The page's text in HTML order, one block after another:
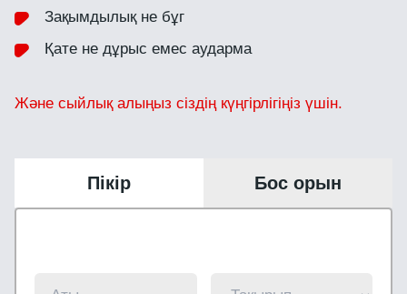
Зақымдылық не бұг
Қате не дұрыс емес аударма
Және сыйлық алыңыз сіздің күңгірлігіңіз үшін.
Пікір Бос орын